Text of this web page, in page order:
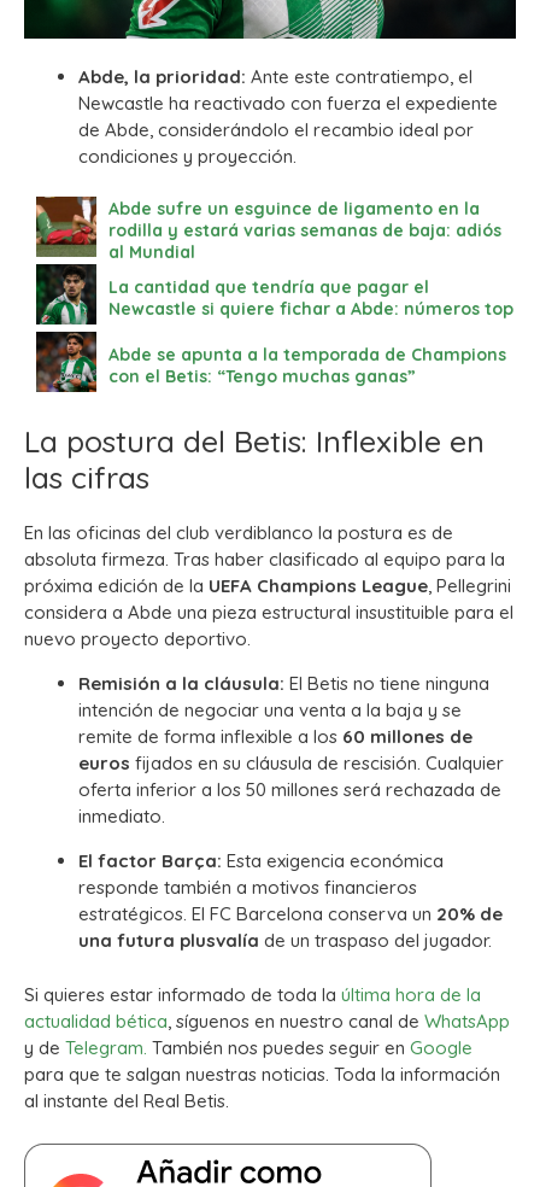
Abde, la prioridad: Ante este contratiempo, el
Newcastle ha reactivado con fuerza el expediente
de Abde, considerándolo el recambio ideal por
condiciones y proyección.
Abde sufre un esguince de ligamento en la
rodilla y estará varias semanas de baja: adiós
al Mundial
La cantidad que tendría que pagar el
Newcastle si quiere fichar a Abde: números top
Abde se apunta a la temporada de Champions
con el Betis: “Tengo muchas ganas”
La postura del Betis: Inflexible en
las cifras
En las oficinas del club verdiblanco la postura es de
absoluta firmeza. Tras haber clasificado al equipo para la
próxima edición de la UEFA Champions League, Pellegrini
considera a Abde una pieza estructural insustituible para el
nuevo proyecto deportivo.
Remisión a la cláusula: El Betis no tiene ninguna
intención de negociar una venta a la baja y se
remite de forma inflexible a los 60 millones de
euros fijados en su cláusula de rescisión. Cualquier
oferta inferior a los 50 millones será rechazada de
inmediato.
El factor Barça: Esta exigencia económica
responde también a motivos financieros
estratégicos. El FC Barcelona conserva un 20% de
una futura plusvalía de un traspaso del jugador.
Si quieres estar informado de toda la última hora de la
actualidad bética , síguenos en nuestro canal de WhatsApp
y de Telegram. También nos puedes seguir en Google
para que te salgan nuestras noticias. Toda la información
al instante del Real Betis.